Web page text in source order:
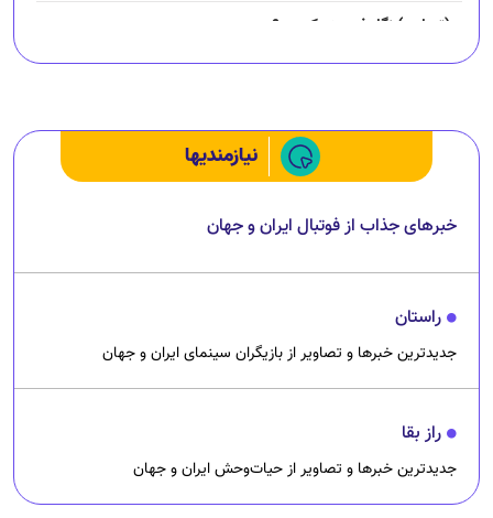
(تصاویر) نگار فرهمند کیست؟
نیازمندیها
خبرهای جذاب از فوتبال ایران و جهان
راستان
جدیدترین خبرها و تصاویر از بازیگران سینمای ایران و جهان
راز بقا
جدیدترین خبرها و تصاویر از حیات‌وحش ایران و جهان